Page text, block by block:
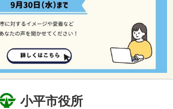
小平市役所